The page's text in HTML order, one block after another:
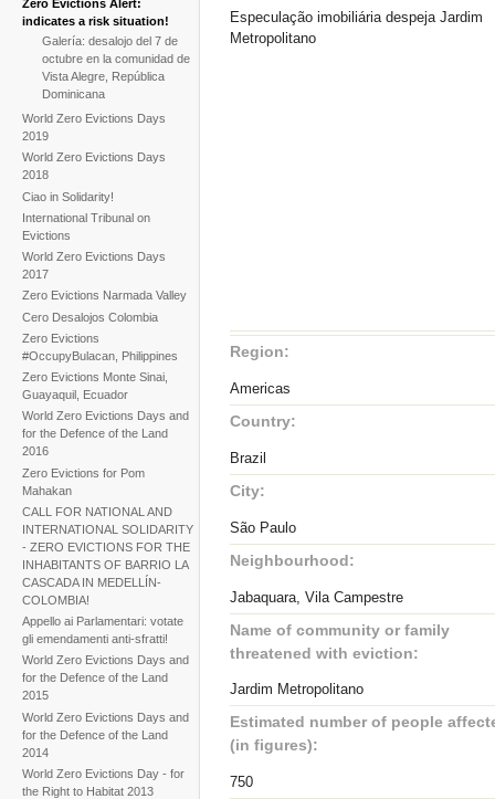
Zero Evictions Alert:
indicates a risk situation!
Galería: desalojo del 7 de
octubre en la comunidad de
Vista Alegre, República
Dominicana
World Zero Evictions Days
2019
World Zero Evictions Days
2018
Ciao in Solidarity!
International Tribunal on
Evictions
World Zero Evictions Days
2017
Zero Evictions Narmada Valley
Cero Desalojos Colombia
Zero Evictions
#OccupyBulacan, Philippines
Zero Evictions Monte Sinai,
Guayaquil, Ecuador
World Zero Evictions Days and
for the Defence of the Land
2016
Zero Evictions for Pom
Mahakan
CALL FOR NATIONAL AND
INTERNATIONAL SOLIDARITY
- ZERO EVICTIONS FOR THE
INHABITANTS OF BARRIO LA
CASCADA IN MEDELLÍN-
COLOMBIA!
Appello ai Parlamentari: votate
gli emendamenti anti-sfratti!
World Zero Evictions Days and
for the Defence of the Land
2015
World Zero Evictions Days and
for the Defence of the Land
2014
World Zero Evictions Day - for
the Right to Habitat 2013
Especulação imobiliária despeja Jardim
Metropolitano
Region:
Americas
Country:
Brazil
City:
São Paulo
Neighbourhood:
Jabaquara, Vila Campestre
Name of community or family
threatened with eviction:
Jardim Metropolitano
Estimated number of people
(in figures):
750